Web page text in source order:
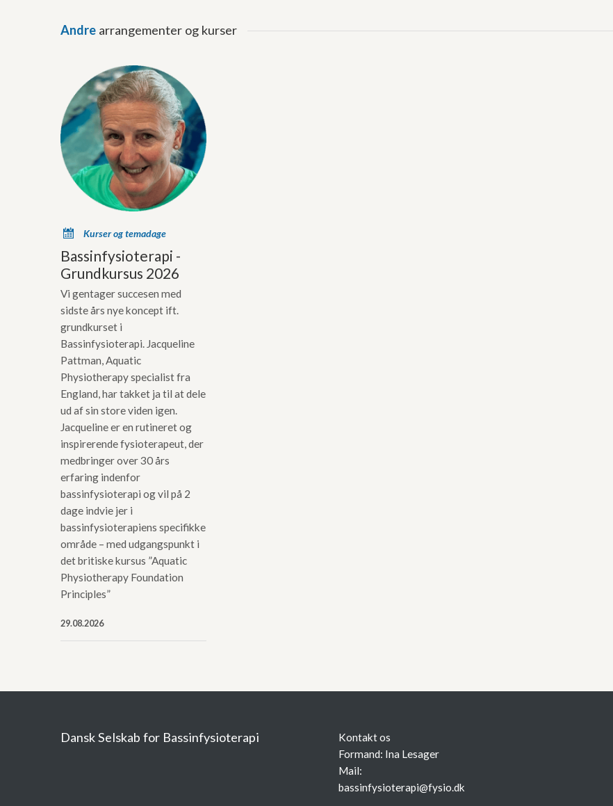
Andre arrangementer og kurser
x Kurser og temadage
Bassinfysioterapi -
Grundkursus 2026
Vi gentager succesen med
sidste års nye koncept ift.
grundkurset i
Bassinfysioterapi. Jacqueline
Pattman, Aquatic
Physiotherapy specialist fra
England, har takket ja til at dele
ud af sin store viden igen.
Jacqueline er en rutineret og
inspirerende fysioterapeut, der
medbringer over 30 års
erfaring indenfor
bassinfysioterapi og vil på 2
dage indvie jer i
bassinfysioterapiens specifikke
område – med udgangspunkt i
det britiske kursus ”Aquatic
Physiotherapy Foundation
Principles”
29.08.2026
Dansk Selskab for Bassinfysioterapi
Kontakt os
Formand: Ina Lesager
Mail:
bassinfysioterapi@fysio.dk